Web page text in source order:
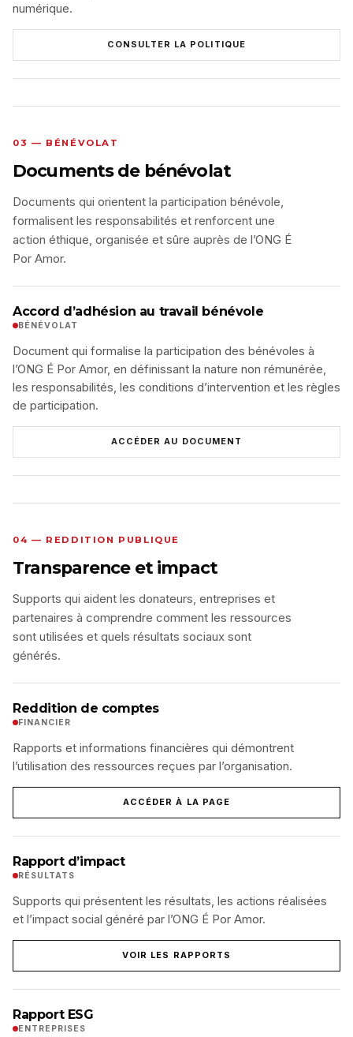
numérique.
CONSULTER LA POLITIQUE
03 — BÉNÉVOLAT
Documents de bénévolat
Documents qui orientent la participation bénévole,
formalisent les responsabilités et renforcent une
action éthique, organisée et sûre auprès de l’ONG É
Por Amor.
Accord d’adhésion au travail bénévole
BÉNÉVOLAT
Document qui formalise la participation des bénévoles à
l’ONG É Por Amor, en définissant la nature non rémunérée,
les responsabilités, les conditions d’intervention et les règles
de participation.
ACCÉDER AU DOCUMENT
04 — REDDITION PUBLIQUE
Transparence et impact
Supports qui aident les donateurs, entreprises et
partenaires à comprendre comment les ressources
sont utilisées et quels résultats sociaux sont
générés.
Reddition de comptes
FINANCIER
Rapports et informations financières qui démontrent
l’utilisation des ressources reçues par l’organisation.
ACCÉDER À LA PAGE
Rapport d’impact
RÉSULTATS
Supports qui présentent les résultats, les actions réalisées
et l’impact social généré par l’ONG É Por Amor.
VOIR LES RAPPORTS
Rapport ESG
ENTREPRISES